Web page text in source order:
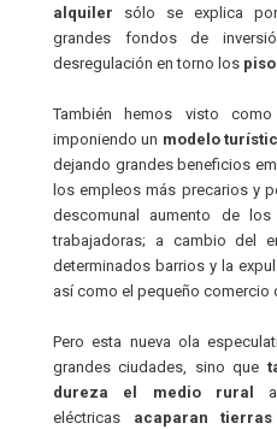
alquiler sólo se explica
grandes fondos de
desregulación en torno los
También hemos visto
imponiendo un modelo
dejando grandes beneficios
los empleos más precarios y
descomunal aumento de
trabajadoras; a cambio del
determinados barrios y la
así como el pequeño comercio
Pero esta nueva ola
grandes ciudades, sino que
dureza el medio rural
eléctricas acaparan